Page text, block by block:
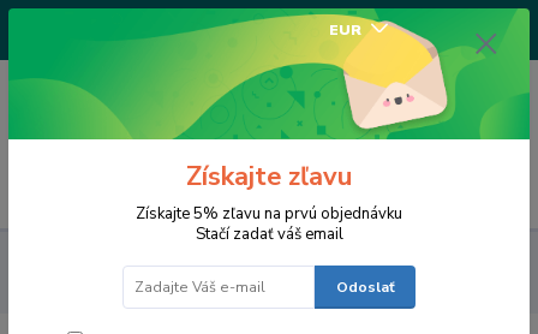
EUR
/Po-Pi 9-17 hod/
0,00 EUR
Dom a byt
SANDER Vianočný obrus ARCO 85 x 85 cm s
protiškrnovou úpravou
Získajte zľavu
Získajte 5% zľavu na prvú objednávku
Stačí zadať váš email
Odoslať